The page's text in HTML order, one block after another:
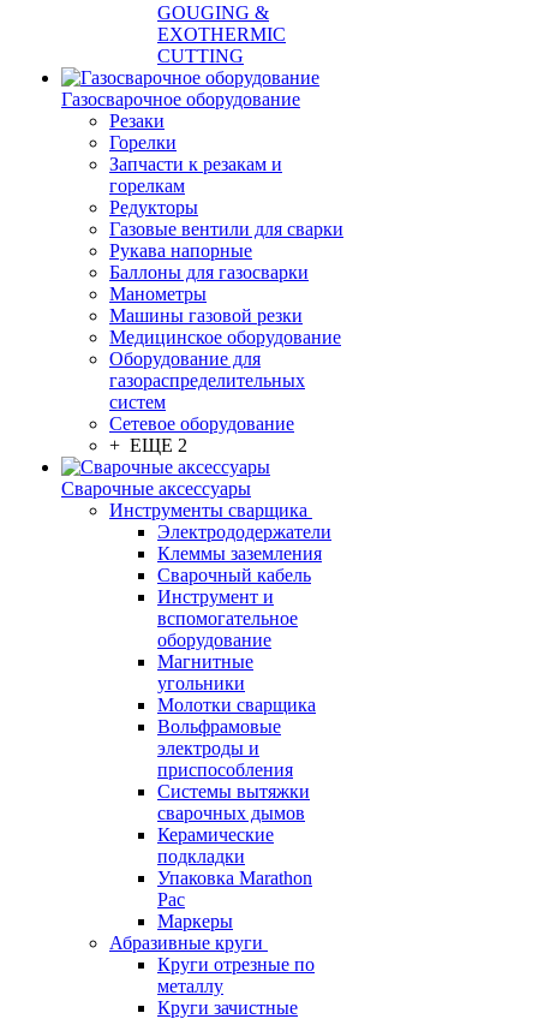
GOUGING &
EXOTHERMIC
CUTTING
Газосварочное оборудование
Резаки
Горелки
Запчасти к резакам и
горелкам
Редукторы
Газовые вентили для сварки
Рукава напорные
Баллоны для газосварки
Манометры
Машины газовой резки
Медицинское оборудование
Оборудование для
газораспределительных
систем
Сетевое оборудование
+ ЕЩЕ 2
Сварочные аксессуары
Инструменты сварщика
Электрододержатели
Клеммы заземления
Сварочный кабель
Инструмент и
вспомогательное
оборудование
Магнитные
угольники
Молотки сварщика
Вольфрамовые
электроды и
приспособления
Системы вытяжки
сварочных дымов
Керамические
подкладки
Упаковка Marathon
Pac
Маркеры
Абразивные круги
Круги отрезные по
металлу
Круги зачистные